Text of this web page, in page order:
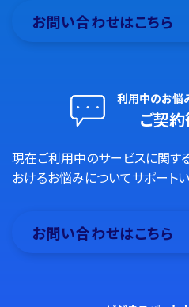
お問い合わせはこちら
利用中のお悩
ご契
現在ご利用中のサービスに関す
おけるお悩みについてサポートい
お問い合わせはこちら